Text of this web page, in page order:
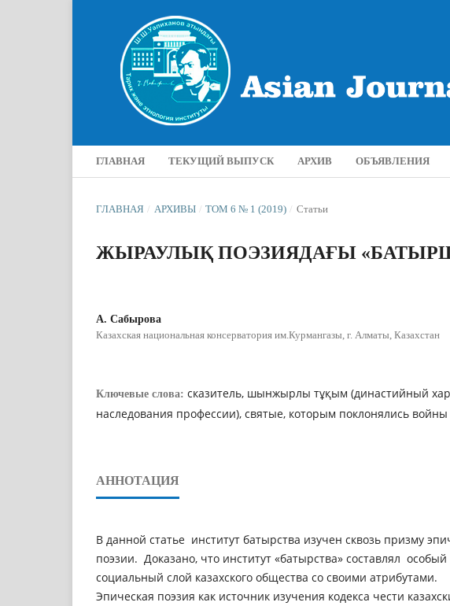
ГЛАВНАЯ ТЕКУЩИЙ ВЫПУСК АРХИВ ОБЪЯВЛЕНИЯ
ГЛАВНАЯ / АРХИВЫ / ТОМ 6 № 1 (2019) / Статьи
ЖЫРАУЛЫҚ ПОЭЗИЯДАҒЫ
А. Сабырова
Казахская национальная консерватория им.Курмангазы, г. Алматы, Казахстан
Ключевые слова: сказитель, шынжырлы тұқым (династийный
наследования профессии), святые, которым поклонялись войны
АННОТАЦИЯ
В данной статье институт батырства изучен сквозь призму
поэзии. Доказано, что институт «батырства» составлял особый
социальный слой казахского общества со своими атрибутами.
Эпическая поэзия как источник изучения кодекса чести